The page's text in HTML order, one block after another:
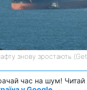
знову зростають
час на шум! Читай